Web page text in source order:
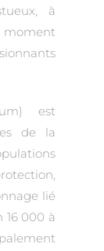
à
est
de la
lié
16 000 à